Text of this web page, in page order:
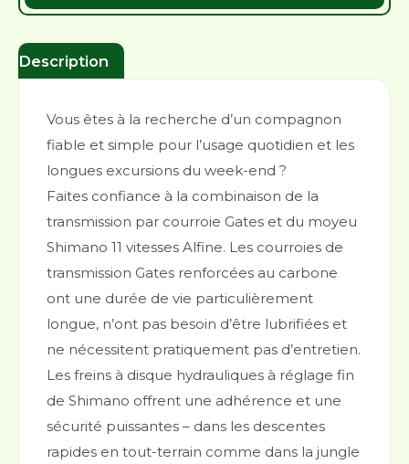
Description
Vous êtes à la recherche d’un compagnon
fiable et simple pour l’usage quotidien et les
longues excursions du week-end ?
Faites confiance à la combinaison de la
transmission par courroie Gates et du moyeu
Shimano 11 vitesses Alfine. Les courroies de
transmission Gates renforcées au carbone
ont une durée de vie particulièrement
longue, n’ont pas besoin d’être lubrifiées et
ne nécessitent pratiquement pas d’entretien.
Les freins à disque hydrauliques à réglage fin
de Shimano offrent une adhérence et une
sécurité puissantes – dans les descentes
rapides en tout-terrain comme dans la jungle